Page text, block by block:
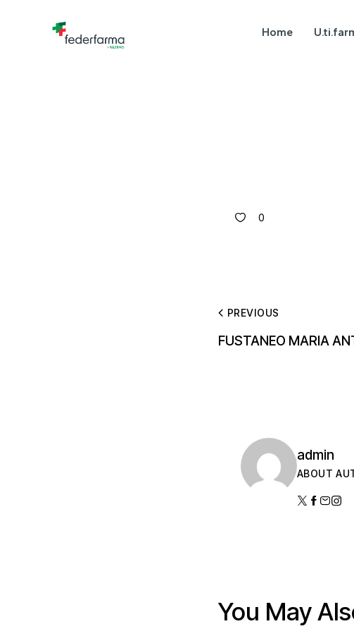
Home
0
PREVIOUS
FUSTANEO MARIA
admin
ABOUT
You May